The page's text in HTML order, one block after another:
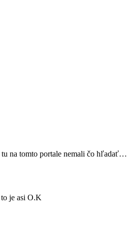
na tomto portale nemali čo hľadať…
je asi O.K